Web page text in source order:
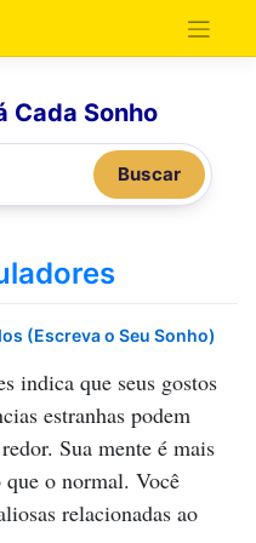
Cada Sonho
Buscar
(Escreva o Seu Sonho)
indica que seus gostos
estranhas podem
Sua mente é mais
o normal. Você
relacionadas ao